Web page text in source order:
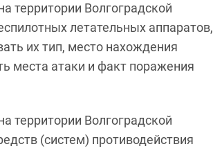
территории Волгоградской
летательных аппаратов,
их тип, место нахождения
места атаки и факт поражения
территории Волгоградской
(систем) противодействия